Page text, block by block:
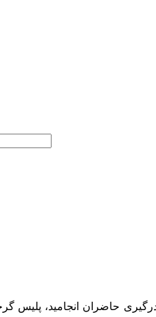
حاضران انجامید، پلیس